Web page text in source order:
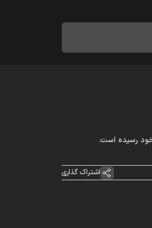
رسیده است.
اشتراک گذاری